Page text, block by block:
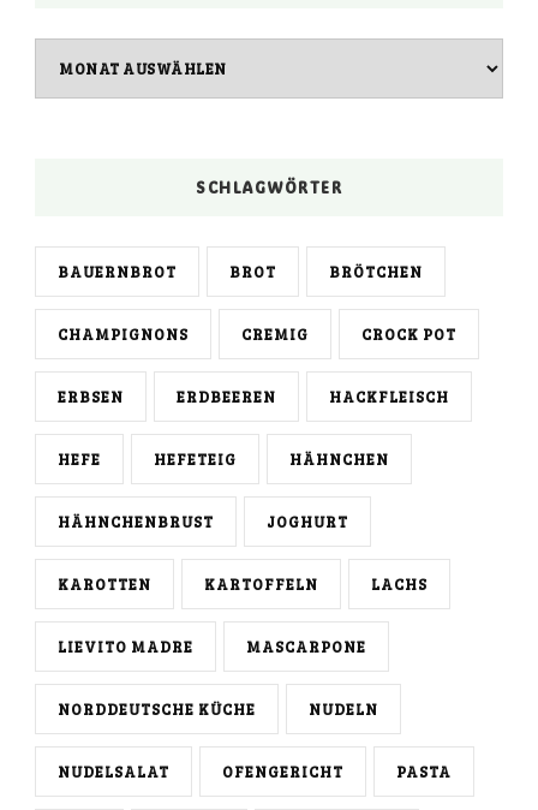
SCHLAGWÖRTER
BAUERNBROT BROT BRÖTCHEN
CHAMPIGNONS CREMIG CROCK POT
ERBSEN ERDBEEREN HACKFLEISCH
HEFE HEFETEIG HÄHNCHEN
HÄHNCHENBRUST JOGHURT
KAROTTEN KARTOFFELN LACHS
LIEVITO MADRE MASCARPONE
NORDDEUTSCHE KÜCHE NUDELN
NUDELSALAT OFENGERICHT PASTA